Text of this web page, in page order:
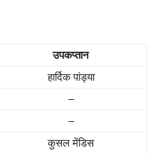
उपकप्तान
हार्दिक पांड्या
–
–
कुसल मेंडिस